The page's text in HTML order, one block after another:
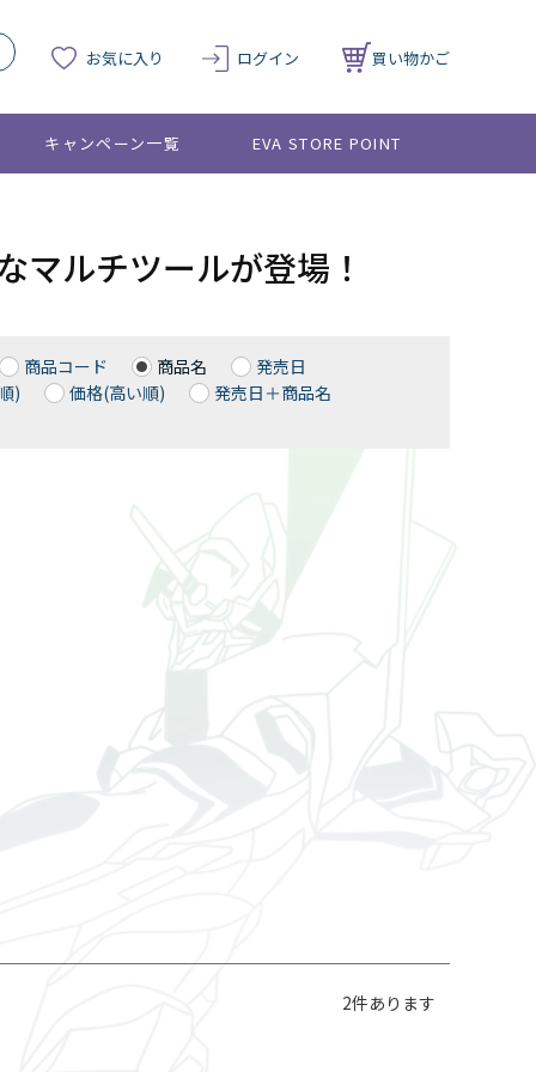
お気に入り ログイン 買い物かご
キャンペーン一覧 EVA STORE POINT
マルチツールが登場！
商品コード 商品名
発売日
)
価格(高い順) 発売日＋商品名
2件あります